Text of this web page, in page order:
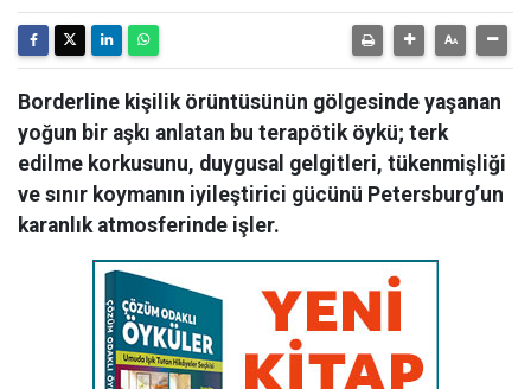
Borderline kişilik örüntüsünün gölgesinde yaşanan
yoğun bir aşkı anlatan bu terapötik öykü; terk
edilme korkusunu, duygusal gelgitleri, tükenmişliği
ve sınır koymanın iyileştirici gücünü Petersburg’un
karanlık atmosferinde işler.